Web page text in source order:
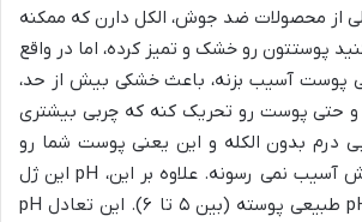
از محصولات ضد جوش، الکل دارن که ممکنه
پوستتون رو خشک و تمیز کرده، اما در واقع
پوست آسیب بزنه، باعث خشکی بیش از حد،
حتی پوست رو تحریک کنه که چربی بیشتری
درم بدون الکله و این یعنی پوست شما رو
خشک نمی کنه یا بهش آسیب نمی رسونه. علاوه بر این، pH این ژل
متعادل و سازگار با pH طبیعی پوسته (بین ۵ تا ۶). این تعادل pH